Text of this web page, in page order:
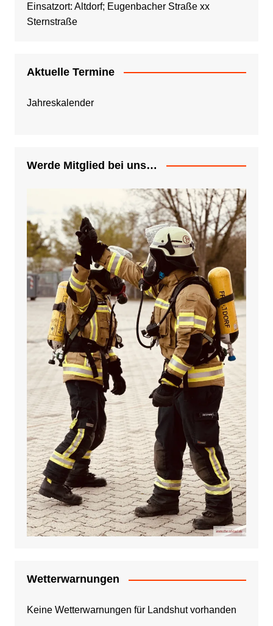
Einsatzort: Altdorf; Eugenbacher Straße xx
Sternstraße
Aktuelle Termine
Jahreskalender
Werde Mitglied bei uns…
Wetterwarnungen
Keine Wetterwarnungen für Landshut vorhanden